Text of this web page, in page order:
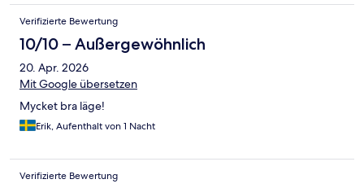
Verifizierte Bewertung
10/10 – Außergewöhnlich
20. Apr. 2026
Mit Google übersetzen
Mycket bra läge!
Erik, Aufenthalt von 1 Nacht
Verifizierte Bewertung